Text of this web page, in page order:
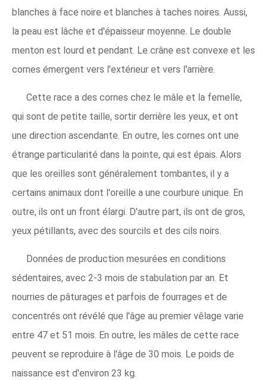
blanches à face noire et blanches à taches noires. Aussi,
la peau est lâche et d'épaisseur moyenne. Le double
menton est lourd et pendant. Le crâne est convexe et les
cornes émergent vers l'extérieur et vers l'arrière.
Cette race a des cornes chez le mâle et la femelle,
qui sont de petite taille, sortir derrière les yeux, et ont
une direction ascendante. En outre, les cornes ont une
étrange particularité dans la pointe, qui est épais. Alors
que les oreilles sont généralement tombantes, il y a
certains animaux dont l'oreille a une courbure unique. En
outre, ils ont un front élargi. D'autre part, ils ont de gros,
yeux pétillants, avec des sourcils et des cils noirs.
Données de production mesurées en conditions
sédentaires, avec 2-3 mois de stabulation par an. Et
nourries de pâturages et parfois de fourrages et de
concentrés ont révélé que l'âge au premier vêlage varie
entre 47 et 51 mois. En outre, les mâles de cette race
peuvent se reproduire à l'âge de 30 mois. Le poids de
naissance est d'environ 23 kg.